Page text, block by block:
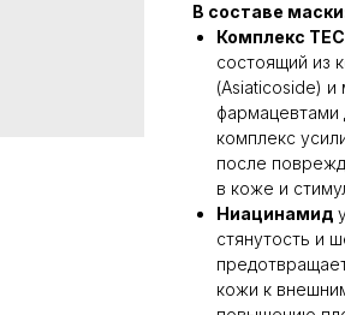
В составе
Комплекс
состоящий из
(Asiaticoside) и
фармацевтами
комплекс
после
в коже и
Ниацинамид
стянутость и
кожи к